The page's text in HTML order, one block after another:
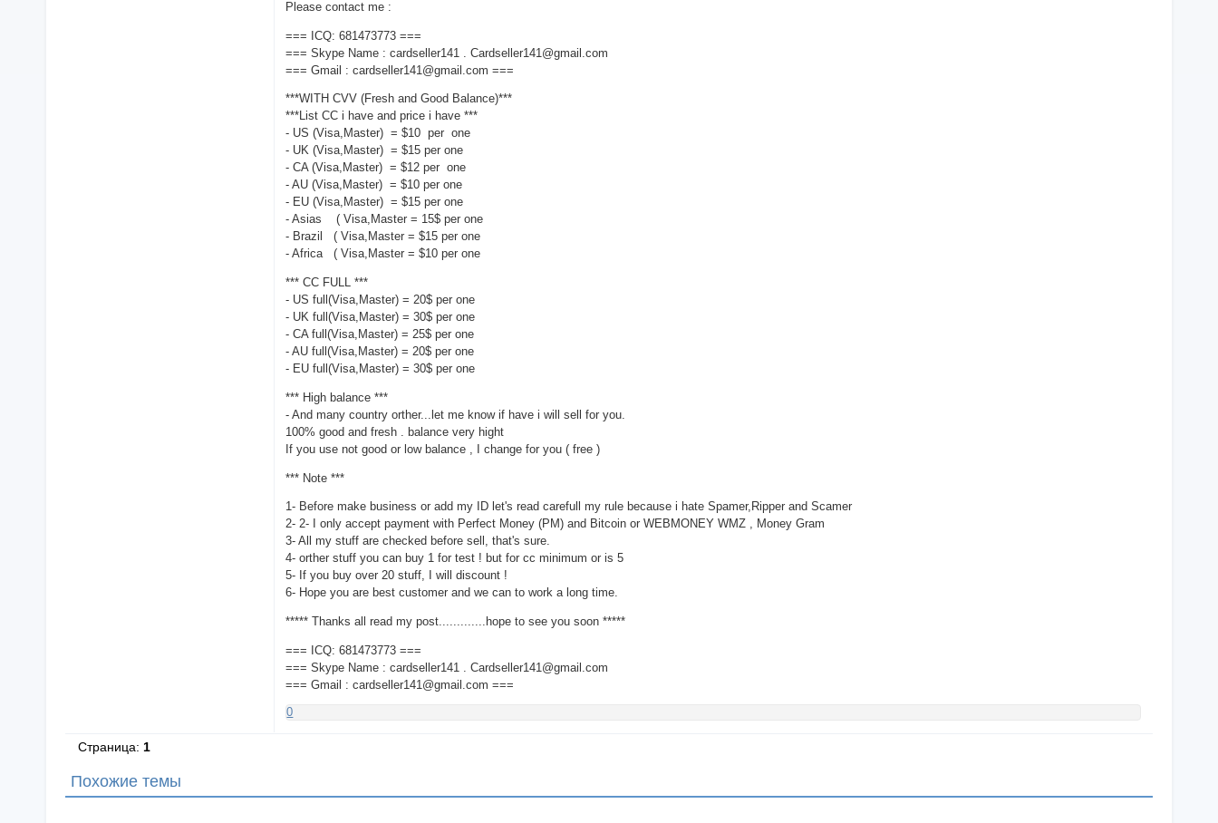
Please contact me :
=== ICQ: 681473773 ===
=== Skype Name : cardseller141 . Cardseller141@gmail.com
=== Gmail : cardseller141@gmail.com ===
***WITH CVV (Fresh and Good Balance)***
***List CC i have and price i have ***
- US (Visa,Master) = $10 per one
- UK (Visa,Master) = $15 per one
- CA (Visa,Master) = $12 per one
- AU (Visa,Master) = $10 per one
- EU (Visa,Master) = $15 per one
- Asias ( Visa,Master = 15$ per one
- Brazil ( Visa,Master = $15 per one
- Africa ( Visa,Master = $10 per one
*** CC FULL ***
- US full(Visa,Master) = 20$ per one
- UK full(Visa,Master) = 30$ per one
- CA full(Visa,Master) = 25$ per one
- AU full(Visa,Master) = 20$ per one
- EU full(Visa,Master) = 30$ per one
*** High balance ***
- And many country orther...let me know if have i will sell for you.
100% good and fresh . balance very hight
If you use not good or low balance , I change for you ( free )
*** Note ***
1- Before make business or add my ID let's read carefull my rule because i hate Spamer,Ripper and Scamer
2- 2- I only accept payment with Perfect Money (PM) and Bitcoin or WEBMONEY WMZ , Money Gram
3- All my stuff are checked before sell, that's sure.
4- orther stuff you can buy 1 for test ! but for cc minimum or is 5
5- If you buy over 20 stuff, I will discount !
6- Hope you are best customer and we can to work a long time.
***** Thanks all read my post.............hope to see you soon *****
=== ICQ: 681473773 ===
=== Skype Name : cardseller141 . Cardseller141@gmail.com
=== Gmail : cardseller141@gmail.com ===
0
Страница: 1
Похожие темы